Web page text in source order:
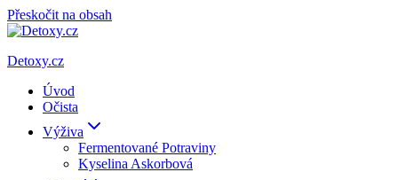
Přeskočit na obsah
Detoxy.cz
Úvod
Očista
Výživa
Fermentované Potraviny
Kyselina Askorbová